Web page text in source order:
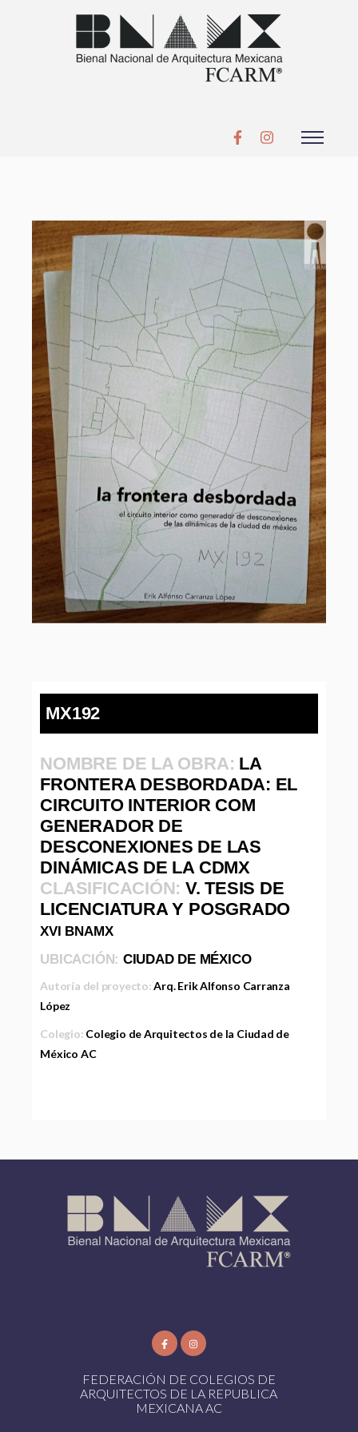
MX192
NOMBRE DE LA OBRA: LA
FRONTERA DESBORDADA: EL
CIRCUITO INTERIOR COM
GENERADOR DE
DESCONEXIONES DE LAS
DINÁMICAS DE LA CDMX
CLASIFICACIÓN:V. TESIS DE
LICENCIATURA Y POSGRADO
XVI BNAMX
UBICACIÓN: CIUDAD DE MÉXICO
Autoría del proyecto:Arq. Erik Alfonso Carranza
López
Colegio: Colegio de Arquitectos de la Ciudad de
México AC
FEDERACIÓN DE COLEGIOS DE
ARQUITECTOS DE LA REPUBLICA
MEXICANA AC